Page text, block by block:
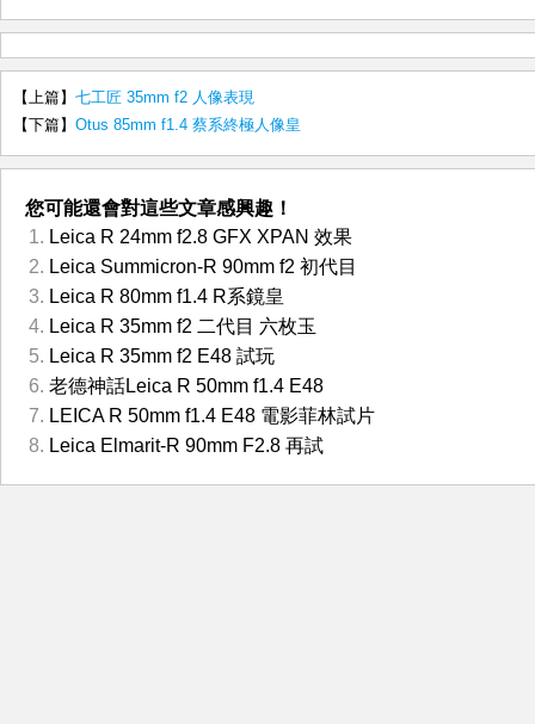
【上篇】 七工匠 35mm f2 人像表現
【下篇】 Otus 85mm f1.4 蔡系終極人像皇
您可能還會對這些文章感興趣！
Leica R 24mm f2.8 GFX XPAN 效果
Leica Summicron-R 90mm f2 初代目
Leica R 80mm f1.4 R系鏡皇
Leica R 35mm f2 二代目 六枚玉
Leica R 35mm f2 E48 試玩
老德神話Leica R 50mm f1.4 E48
LEICA R 50mm f1.4 E48 電影菲林試片
Leica Elmarit-R 90mm F2.8 再試